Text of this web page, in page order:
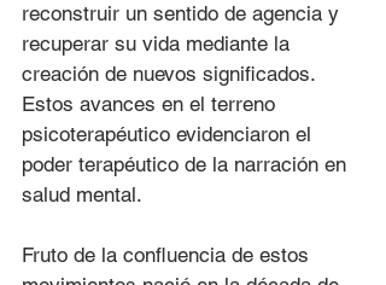
reconstruir un sentido de agencia y
recuperar su vida mediante la
creación de nuevos significados.
Estos avances en el terreno
psicoterapéutico evidenciaron el
poder terapéutico de la narración en
salud mental.
Fruto de la confluencia de estos